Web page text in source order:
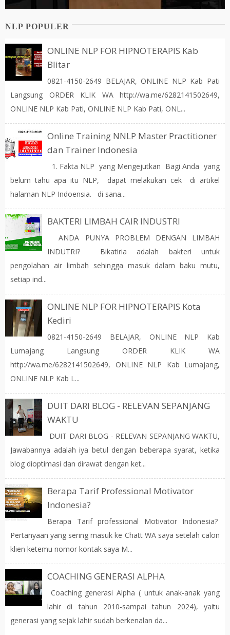
NLP POPULER
ONLINE NLP FOR HIPNOTERAPIS Kab
Blitar
0821-4150-2649 BELAJAR, ONLINE NLP Kab Pati
Langsung ORDER KLIK WA http://wa.me/6282141502649,
ONLINE NLP Kab Pati, ONLINE NLP Kab Pati, ONL...
Online Training NNLP Master Practitioner
dan Trainer Indonesia
1. Fakta NLP yang Mengejutkan Bagi Anda yang
belum tahu apa itu NLP, dapat melakukan cek di artikel
halaman NLP Indoensia. di sana...
BAKTERI LIMBAH CAIR INDUSTRI
ANDA PUNYA PROBLEM DENGAN LIMBAH
INDUTRI? Bikatiria adalah bakteri untuk
pengolahan air limbah sehingga masuk dalam baku mutu,
setiap ind...
ONLINE NLP FOR HIPNOTERAPIS Kota
Kediri
0821-4150-2649 BELAJAR, ONLINE NLP Kab
Lumajang Langsung ORDER KLIK WA
http://wa.me/6282141502649, ONLINE NLP Kab Lumajang,
ONLINE NLP Kab L...
DUIT DARI BLOG - RELEVAN SEPANJANG
WAKTU
DUIT DARI BLOG - RELEVAN SEPANJANG WAKTU,
Jawabannya adalah iya betul dengan beberapa syarat, ketika
blog dioptimasi dan dirawat dengan ket...
Berapa Tarif Professional Motivator
Indonesia?
Berapa Tarif professional Motivator Indonesia?
Pertanyaan yang sering masuk ke Chatt WA saya setelah calon
klien ketemu nomor kontak saya M...
COACHING GENERASI ALPHA
Coaching generasi Alpha ( untuk anak-anak yang
lahir di tahun 2010-sampai tahun 2024), yaitu
generasi yang sejak lahir sudah berkenalan da...